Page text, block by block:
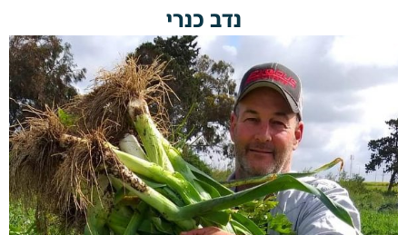
נדב כנרי